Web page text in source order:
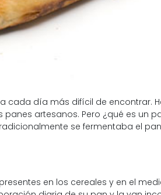
cada día más difícil de encontrar.
artesanos. Pero ¿qué es un
se fermentaba el
en los cereales y en el